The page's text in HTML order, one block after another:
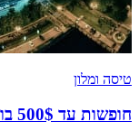
טיסה ומלון
חופשות עד 500$ בורשה